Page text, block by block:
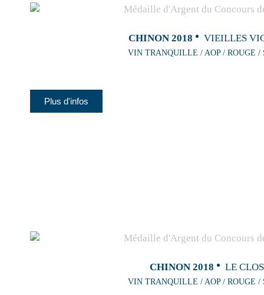
CHINON 2018 VIEILLES
VIN TRANQUILLE / AOP / ROUGE /
Plus d'infos
CHINON 2018 LE CLOS
VIN TRANQUILLE / AOP / ROUGE /